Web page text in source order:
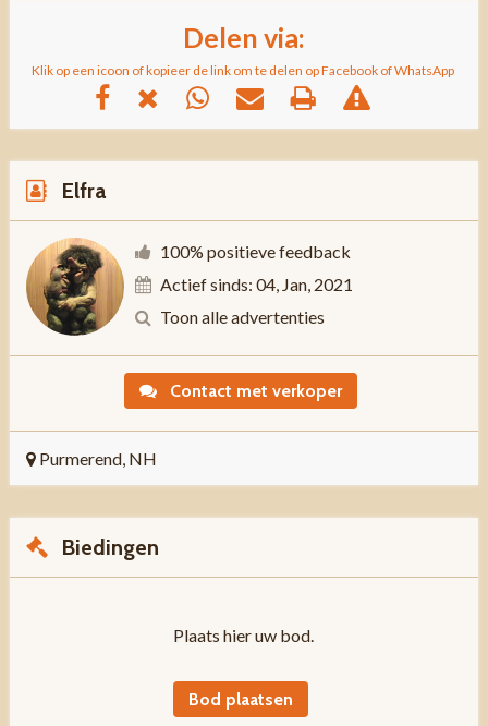
Delen via:
Klik op een icoon of kopieer de link om te delen op Facebook of WhatsApp
Elfra
100% positieve feedback
Actief sinds: 04, Jan, 2021
Toon alle advertenties
Contact met verkoper
Purmerend, NH
Biedingen
Plaats hier uw bod.
Bod plaatsen